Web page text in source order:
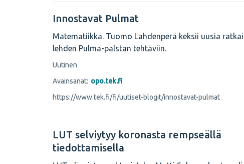
Innostavat Pulmat
Matematiikka. Tuomo Lahdenperä keksii uusia
lehden Pulma-palstan tehtäviin.
Uutinen
Avainsanat: opo.tek.fi
https://www.tek.fi/fi/uutiset-blogit/innostavat-pulmat
LUT selviytyy koronasta rempseällä
tiedottamisella